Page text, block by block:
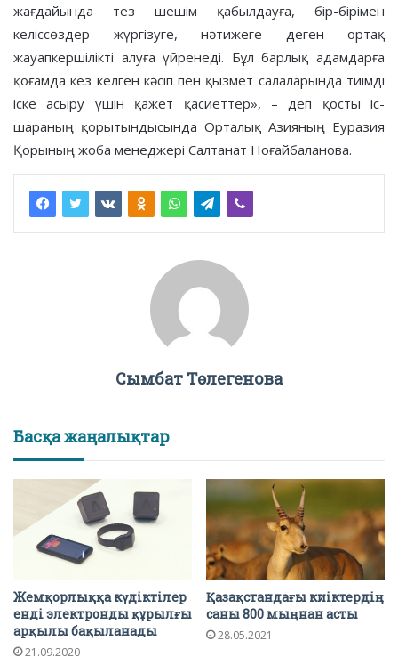
жағдайында тез шешім қабылдауға, бір-бірімен
келіссөздер жүргізуге, нәтижеге деген ортақ
жауапкершілікті алуға үйренеді. Бұл барлық адамдарға
қоғамда кез келген кәсіп пен қызмет салаларында тиімді
іске асыру үшін қажет қасиеттер», – деп қосты іс-
шараның қорытындысында Орталық Азияның Еуразия
Қорының жоба менеджері Салтанат Ноғайбаланова.
Сымбат Төлегенова
Басқа жаңалықтар
Жемқорлыққа күдіктілер
енді электронды құрылғы
арқылы бақыланады
21.09.2020
Қазақстандағы киіктердің
саны 800 мыңнан асты
28.05.2021